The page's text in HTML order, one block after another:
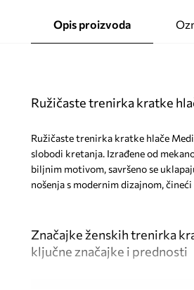
Opis proizvoda
Ružičaste trenirka kratke
Ružičaste trenirka kratke hlače
slobodi kretanja. Izrađene od
biljnim motivom, savršeno se
nošenja s modernim dizajnom,
Značajke ženskih trenirka
ključne značajke i prednosti